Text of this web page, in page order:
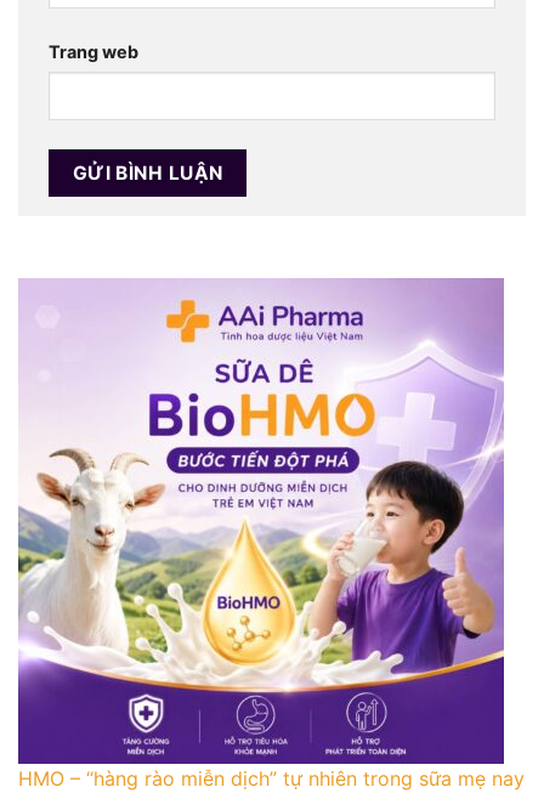
Trang web
HMO – “hàng rào miễn dịch” tự nhiên trong sữa mẹ nay